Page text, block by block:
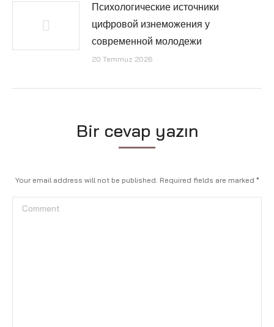
Психологические источники
цифровой изнеможения у
современной молодежи
20 Temmuz 2026
Bir cevap yazın
Your email address will not be published. Required fields are marked *
Comment